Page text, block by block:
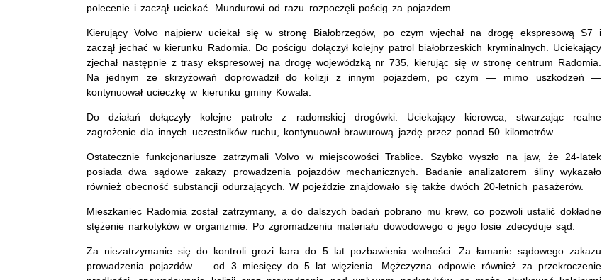
polecenie i zaczął uciekać. Mundurowi od razu rozpoczęli pościg za pojazdem.
Kierujący Volvo najpierw uciekał się w stronę Białobrzegów, po czym wjechał na drogę ekspresową S7 i
zaczął jechać w kierunku Radomia. Do pościgu dołączył kolejny patrol białobrzeskich kryminalnych. Uciekający
zjechał następnie z trasy ekspresowej na drogę wojewódzką nr 735, kierując się w stronę centrum Radomia.
Na jednym ze skrzyżowań doprowadził do kolizji z innym pojazdem, po czym — mimo uszkodzeń —
kontynuował ucieczkę w kierunku gminy Kowala.
Do działań dołączyły kolejne patrole z radomskiej drogówki. Uciekający kierowca, stwarzając realne
zagrożenie dla innych uczestników ruchu, kontynuował brawurową jazdę przez ponad 50 kilometrów.
Ostatecznie funkcjonariusze zatrzymali Volvo w miejscowości Trablice. Szybko wyszło na jaw, że 24‑latek
posiada dwa sądowe zakazy prowadzenia pojazdów mechanicznych. Badanie analizatorem śliny wykazało
również obecność substancji odurzających. W pojeździe znajdowało się także dwóch 20‑letnich pasażerów.
Mieszkaniec Radomia został zatrzymany, a do dalszych badań pobrano mu krew, co pozwoli ustalić dokładne
stężenie narkotyków w organizmie. Po zgromadzeniu materiału dowodowego o jego losie zdecyduje sąd.
Za niezatrzymanie się do kontroli grozi kara do 5 lat pozbawienia wolności. Za łamanie sądowego zakazu
prowadzenia pojazdów — od 3 miesięcy do 5 lat więzienia. Mężczyzna odpowie również za przekroczenie